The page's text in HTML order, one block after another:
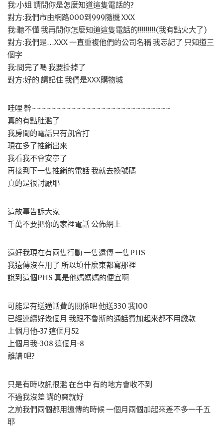
我:小姐 請問你是怎麼知道這隻電話的?
對方:我們市由網路000到999隨機 XXX
我:聽不懂 我再問你怎麼知道這隻電話的!!!!!!!!!(我有點火大了)
對方:我們是…XXX 一直重複他們的公司名稱 我忘記了 只知道三
個字
我:問完了嗎 我要掛掉了
對方:好的 請記住 我們是XXX購物城
哇哩 幹~~~~~~~~~~~~~~~~~~~~~~~~~~~~
真的有點肚濫了
我房間的電話只有凱會打
現在多了推銷出來
我看我不會安寧了
再接到下一隻推銷的電話 我就去換號碼
真的是很討厭耶
這故事告訴大家
千萬不要把你的家裡電話 公佈網上
還好我現在有兩隻行動 一隻遠傳 一隻PHS
我遠傳沒在用了 所以填什麼東都寫那裡
說到這個PHS 真是他媽媽媽的便宜啊
可能是有送通話費的關係吧 他送330 我100
已經連續好幾個月 我跟不魯斯的通話費加起來都不用繳款
上個月他-37 這個月52
上個月我-308 這個月-8
離譜 吧?
只是有時收訊很濫 在台中 有的地方會收不到
不過我沒差 講的爽就好
之前我們兩個都用遠傳的時候 一個月兩個加起來差不多一千五
耶